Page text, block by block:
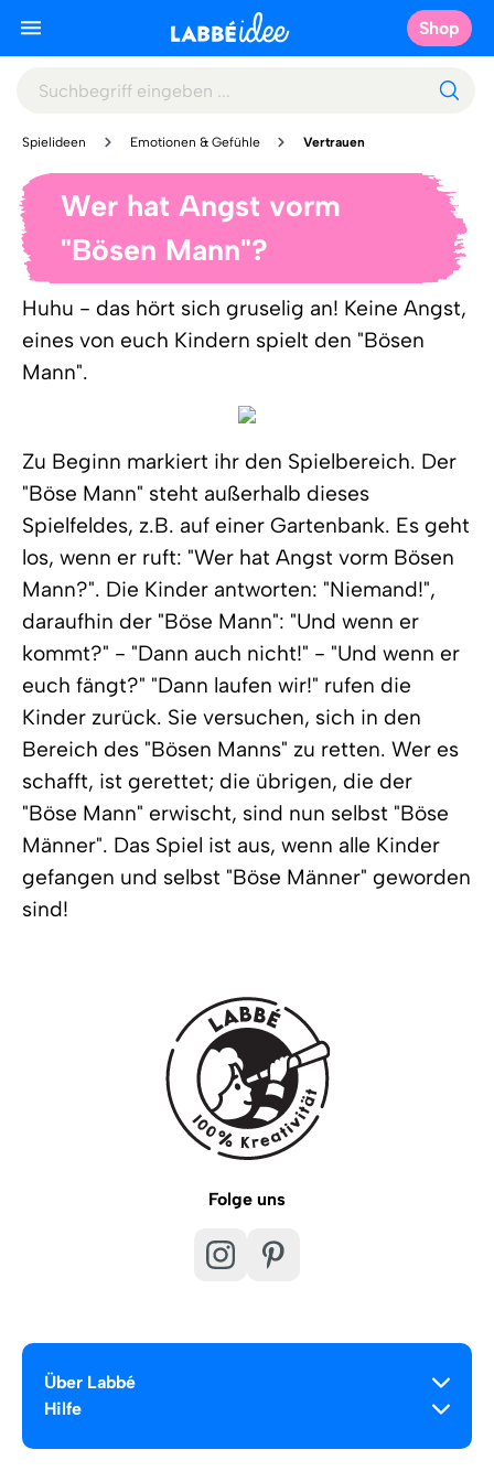
Shop
Spielideen Emotionen & Gefühle Vertrauen
Wer hat Angst vorm
"Bösen Mann"?
Huhu - das hört sich gruselig an! Keine Angst,
eines von euch Kindern spielt den "Bösen
Mann".
Zu Beginn markiert ihr den Spielbereich. Der
"Böse Mann" steht außerhalb dieses
Spielfeldes, z.B. auf einer Gartenbank. Es geht
los, wenn er ruft: "Wer hat Angst vorm Bösen
Mann?". Die Kinder antworten: "Niemand!",
daraufhin der "Böse Mann": "Und wenn er
kommt?" - "Dann auch nicht!" - "Und wenn er
euch fängt?" "Dann laufen wir!" rufen die
Kinder zurück. Sie versuchen, sich in den
Bereich des "Bösen Manns" zu retten. Wer es
schafft, ist gerettet; die übrigen, die der
"Böse Mann" erwischt, sind nun selbst "Böse
Männer". Das Spiel ist aus, wenn alle Kinder
gefangen und selbst "Böse Männer" geworden
sind!
Folge uns
Über Labbé
Hilfe